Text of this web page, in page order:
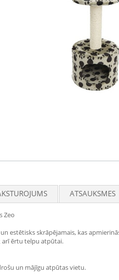
ATSAUKSMES
Zeo
estētisks skrāpējamais, kas
arī ērtu telpu atpūtai.
un mājīgu atpūtas vietu.